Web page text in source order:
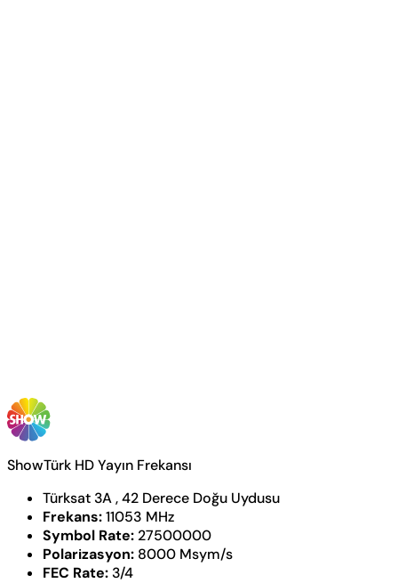
ShowTürk HD Yayın Frekansı
Türksat 3A , 42 Derece Doğu Uydusu
Frekans:11053 MHz
Symbol Rate: 27500000
Polarizasyon: 8000 Msym/s
FEC Rate: 3/4